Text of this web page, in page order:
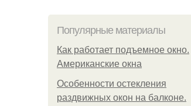
Популярные материалы
Как работает подъемное окно.
Американские окна
Особенности остекления
раздвижных окон на балконе.